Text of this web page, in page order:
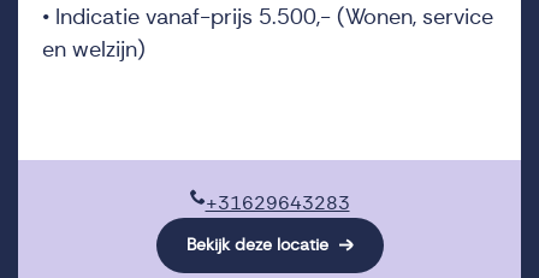
• Indicatie vanaf-prijs 5.500,- (Wonen, service
en welzijn)
+31629643283
Bekijk deze locatie